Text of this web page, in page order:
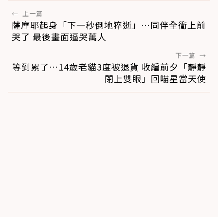
← 上一篇
薩摩耶起身「下一秒倒地猝逝」…同伴全衝上前
哭了 最後畫面逼哭萬人
下一篇 →
等到累了…14歲老貓3度被退貨 收編前夕「靜靜
閉上雙眼」回喵星當天使